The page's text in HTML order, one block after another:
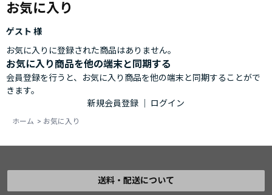
お気に入り
ゲスト 様
お気に入りに登録された商品はありません。
お気に入り商品を他の端末と同期する
会員登録を行うと、お気に入り商品を他の端末と同期することがで
きます。
新規会員登録
ログイン
ホーム > お気に入り
送料・配送について